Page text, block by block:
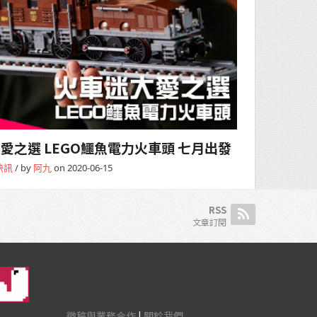
之選 LEGO鱷魚電力火車頭 七月出發
訊/ by 阿九on 2020-06-15
RSS
文章訂閱